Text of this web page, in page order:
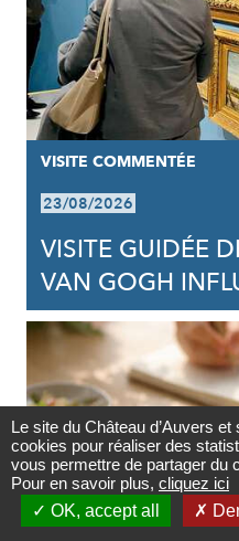
VISITE COMMENTÉE
23/08/2026
VISITE GUIDÉE
VAN GOGH
Le site du Château d’Auvers
cookies pour réaliser des
vous permettre de partager du
Pour en savoir plus, cliquez ici
OK, accept all